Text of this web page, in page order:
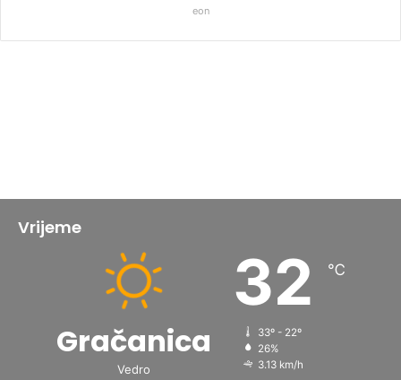
eon
Vrijeme
Gračanica
Vedro
32 ℃
33º - 22º
26%
3.13 km/h